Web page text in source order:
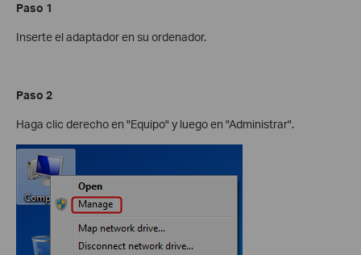
Paso 1
Inserte el adaptador en su ordenador.
Paso 2
Haga clic derecho en "Equipo" y luego en "Administrar".